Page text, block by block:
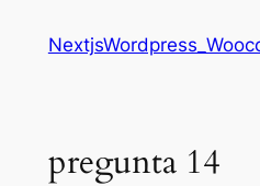
pregunta 14